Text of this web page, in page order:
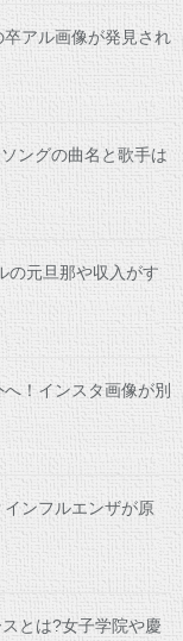
アル画像が発見され
ングの曲名と歌手は
の元旦那や収入がす
！インスタ画像が別
ンフルエンザが原
とは?女子学院や慶